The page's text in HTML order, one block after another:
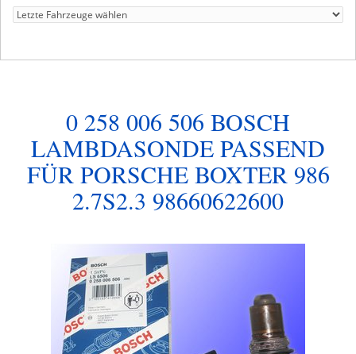
0 258 006 506 BOSCH
LAMBDASONDE PASSEND
FÜR PORSCHE BOXTER 986
2.7S2.3 98660622600